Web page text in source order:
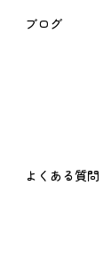
ブログ
よくある質問